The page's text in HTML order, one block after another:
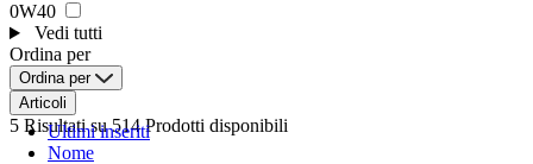
0W40
Vedi tutti
Ordina per
Ordina per
Ultimi inseriti
Nome
Articoli
5 Risultatisu 514 Prodotti disponibili